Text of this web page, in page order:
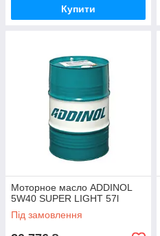
Купити
Моторное масло ADDINOL
5W40 SUPER LIGHT 57l
Під замовлення